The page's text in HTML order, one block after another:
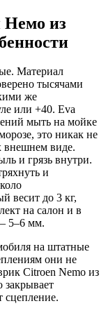
Немо из
Материал
тысячами
же
или +40. Eva
мыть на мойке
это никак не
внешнем виде.
и грязь внутри.
и
весит до 3 кг,
на салон и в
5–6 мм.
на штатные
они не
Citroen Nemo из
сцепление.